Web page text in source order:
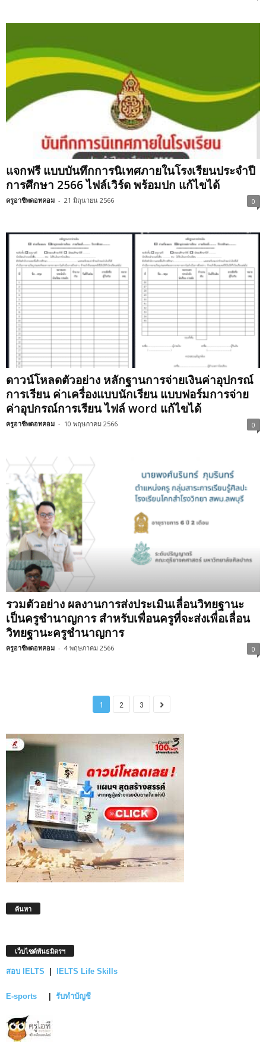
แจกฟรี แบบบันทึกการนิเทศภายในโรงเรียนประจำปี
การศึกษา 2566 ไฟล์เวิร์ด พร้อมปก แก้ไขได้
ครูอาชีพดอทคอม - 21 มิถุนายน 2566 0
ดาวน์โหลดตัวอย่าง หลักฐานการจ่ายเงินค่าอุปกรณ์
การเรียน ค่าเครื่องแบบนักเรียน แบบฟอร์มการจ่าย
ค่าอุปกรณ์การเรียน ไฟล์ word แก้ไขได้
ครูอาชีพดอทคอม - 10 พฤษภาคม 2566 0
รวมตัวอย่าง ผลงานการส่งประเมินเลื่อนวิทยฐานะ
เป็นครูชำนาญการ สำหรับเพื่อนครูที่จะส่งเพื่อเลื่อน
วิทยฐานะครูชำนาญการ
ครูอาชีพดอทคอม - 4 พฤษภาคม 2566 0
1 2 3
ค้นหา
เว็บไซต์พันธมิตรฯ
สอบ IELTS | IELTS Life Skills
E-sports | รับทำบัญชี